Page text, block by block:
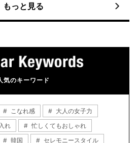
もっと見る
気のキーワード
こなれ感
大人の女子力
れ
忙しくてもおしゃれ
韓国
セレモニースタイル